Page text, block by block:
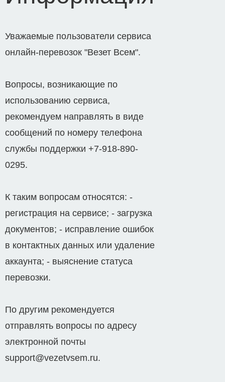
Уважаемые пользователи сервиса
онлайн-перевозок "Везет Всем".
Вопросы, возникающие по
использованию сервиса,
рекомендуем направлять в виде
сообщений по номеру телефона
службы поддержки +7-918-890-
0295.
К таким вопросам относятся: -
регистрация на сервисе; - загрузка
документов; - исправление ошибок
в контактных данных или удаление
аккаунта; - выяснение статуса
перевозки.
По другим рекомендуется
отправлять вопросы по адресу
электронной почты
support@vezetvsem.ru.